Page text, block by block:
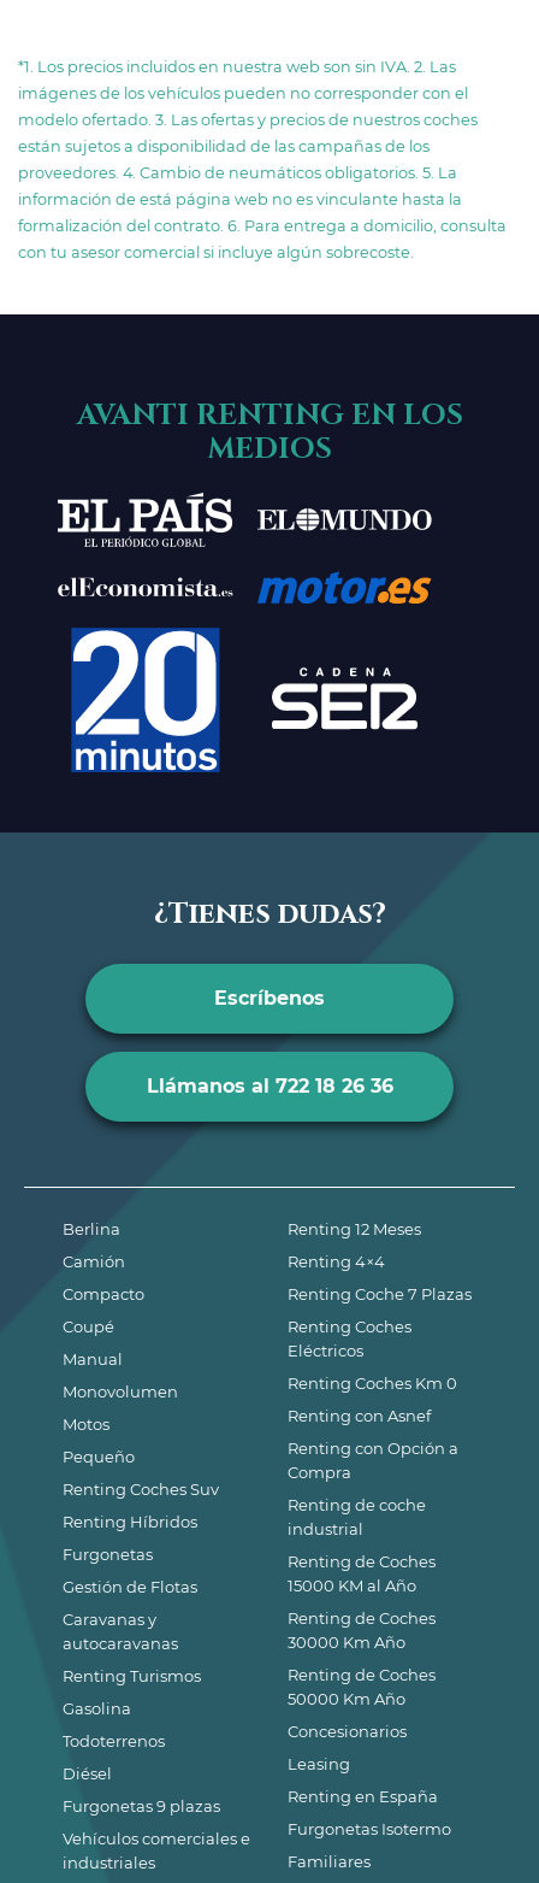
*1. Los precios incluidos en nuestra web son sin IVA. 2. Las
imágenes de los vehículos pueden no corresponder con el
modelo ofertado. 3. Las ofertas y precios de nuestros coches
están sujetos a disponibilidad de las campañas de los
proveedores. 4. Cambio de neumáticos obligatorios. 5. La
información de está página web no es vinculante hasta la
formalización del contrato. 6. Para entrega a domicilio, consulta
con tu asesor comercial si incluye algún sobrecoste.
AVANTI RENTING EN LOS
MEDIOS
¿Tienes dudas?
Escríbenos
Llámanos al 722 18 26 36
Berlina
Camión
Compacto
Coupé
Manual
Monovolumen
Motos
Pequeño
Renting Coches Suv
Renting Híbridos
Furgonetas
Gestión de Flotas
Caravanas y
autocaravanas
Renting Turismos
Gasolina
Todoterrenos
Diésel
Furgonetas 9 plazas
Vehículos comerciales e
industriales
Renting 12 Meses
Renting 4×4
Renting Coche 7 Plazas
Renting Coches
Eléctricos
Renting Coches Km 0
Renting con Asnef
Renting con Opción a
Compra
Renting de coche
industrial
Renting de Coches
15000 KM al Año
Renting de Coches
30000 Km Año
Renting de Coches
50000 Km Año
Concesionarios
Leasing
Renting en España
Furgonetas Isotermo
Familiares